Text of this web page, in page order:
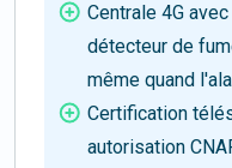
Centrale 4G
détecteur de
même quand
Certification
autorisation